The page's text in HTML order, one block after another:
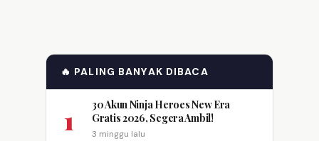
🔥 PALING BANYAK DIBACA
1
30 Akun Ninja Heroes New Era
Gratis 2026, Segera Ambil!
3 minggu lalu